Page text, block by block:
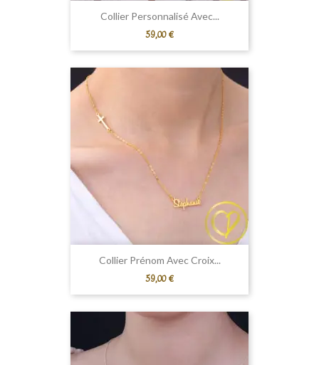
Collier Personnalisé Avec...
Prix
59,00 €
Collier Prénom Avec Croix...
Prix
59,00 €